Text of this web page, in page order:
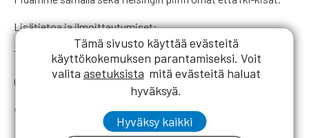
Lisätietoa ja ilmoittautumiset:
Tero Jaatinen
0500 481283
www.terojaatinen.fi
Tämä sivusto käyttää evästeitä
käyttökokemuksen parantamiseksi. Voit
valita asetuksista mitä evästeitä haluat
hyväksyä.
Hyväksy kaikki